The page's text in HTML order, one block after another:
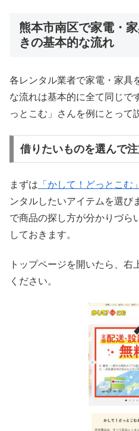
熊本市南区で家電・
きの基本的な流れ
各レンタル業者で家電・家具
な流れは基本的に全て同じで
っとこむ」さんを例にとって
借りたいものを選んで
まずは 「かして！どっとこむ
ンタルしたいアイテムを選び
で商品の探し方が分かりづら
しておきます。
トップページを開いたら、右
ください。